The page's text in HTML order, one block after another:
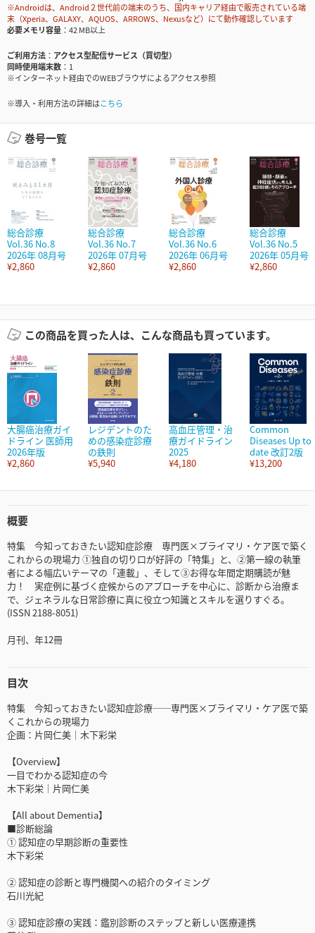
※Androidは、Android２世代前の端末のうち、国内キャリア経由で販売されている端
末（Xperia、GALAXY、AQUOS、ARROWS、Nexusなど）にて動作確認しています
必要メモリ容量
42 MB以上
ご利用方法
アクセス型配信サービス（買切型）
同時使用端末数
1
※インターネット経由でのWEBブラウザによるアクセス参照
※導入・利用方法の詳細はこちら
巻号一覧
総合診療
Vol.36 No.8
2026年 08月号
¥2,860
総合診療
Vol.36 No.7
2026年 07月号
¥2,860
総合診療
Vol.36 No.6
2026年 06月号
¥2,860
総合診療
Vol.36 No.5
2026年 05月号
¥2,860
この商品を買った人は、こんな商品も買っています。
大腸癌治療ガイ
ドライン 医師用
2026年版
¥2,860
レジデントのた
めの感染症診療
の鉄則
¥5,940
高血圧管理・治
療ガイドライン
2025
¥4,180
Common
Diseases Up to
date 改訂2版
¥13,200
概要
特集 今知っておきたい認知症診療 専門医×プライマリ・ケア医で築く
これからの現場力 ①独自の切り口が好評の「特集」と、②第一線の執筆
者による幅広いテーマの「連載」、そして③お得な年間定期購読が魅
力！ 実症例に基づく症候からのアプローチを中心に、診断から治療ま
で、ジェネラルな日常診療に真に役立つ知識とスキルを選りすぐる。
(ISSN 2188-8051)
月刊、年12冊
目次
特集 今知っておきたい認知症診療──専門医×プライマリ・ケア医で築
くこれからの現場力
企画：片岡仁美｜木下彩栄
【Overview】
一目でわかる認知症の今
木下彩栄｜片岡仁美
【All about Dementia】
■診断総論
① 認知症の早期診断の重要性
木下彩栄
② 認知症の診断と専門機関への紹介のタイミング
石川光紀
③ 認知症診療の実践：鑑別診断のステップと新しい医療連携